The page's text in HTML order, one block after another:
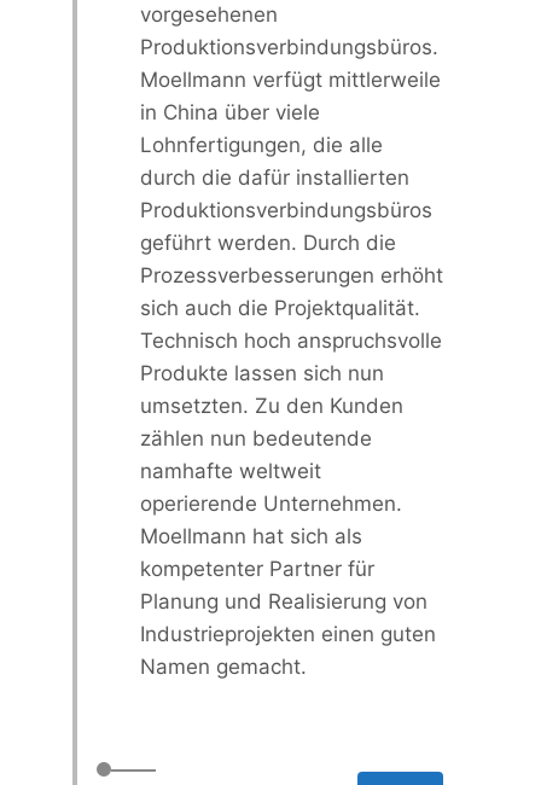
vorgesehenen
Produktionsverbindungsbüros.
Moellmann verfügt mittlerweile
in China über viele
Lohnfertigungen, die alle
durch die dafür installierten
Produktionsverbindungsbüros
geführt werden. Durch die
Prozessverbesserungen erhöht
sich auch die Projektqualität.
Technisch hoch anspruchsvolle
Produkte lassen sich nun
umsetzten. Zu den Kunden
zählen nun bedeutende
namhafte weltweit
operierende Unternehmen.
Moellmann hat sich als
kompetenter Partner für
Planung und Realisierung von
Industrieprojekten einen guten
Namen gemacht.